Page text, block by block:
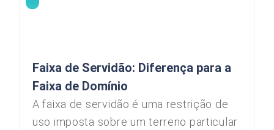
Faixa de Servidão: Diferença para a
Faixa de Domínio
A faixa de servidão é uma restrição de
uso imposta sobre um terreno particular